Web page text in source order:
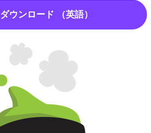
ダウンロード （英語）